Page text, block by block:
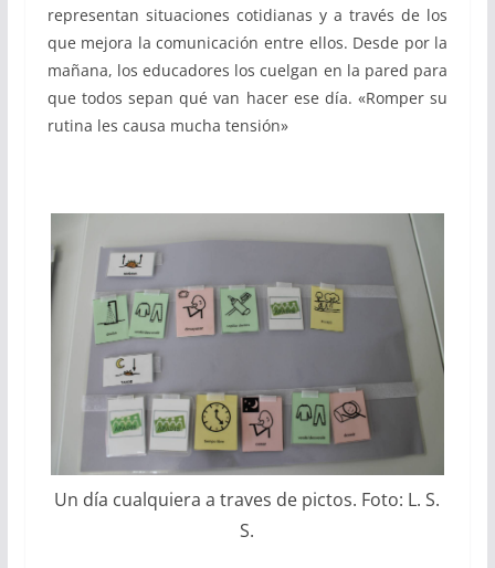
representan situaciones cotidianas y a través de los
que mejora la comunicación entre ellos. Desde por la
mañana, los educadores los cuelgan en la pared para
que todos sepan qué van hacer ese día. «Romper su
rutina les causa mucha tensión»
Un día cualquiera a traves de pictos. Foto: L. S.
S.